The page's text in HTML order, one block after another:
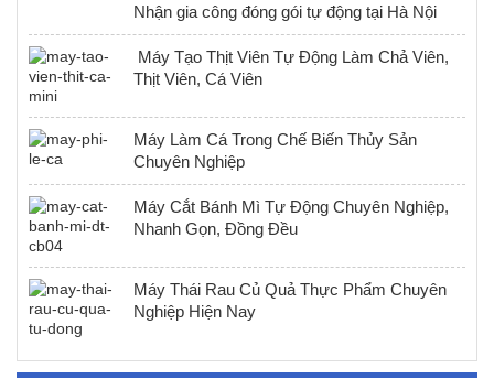
Nhận gia công đóng gói tự động tại Hà Nội
Máy Tạo Thịt Viên Tự Động Làm Chả Viên,
Thịt Viên, Cá Viên
Máy Làm Cá Trong Chế Biến Thủy Sản
Chuyên Nghiệp
Máy Cắt Bánh Mì Tự Động Chuyên Nghiệp,
Nhanh Gọn, Đồng Đều
Máy Thái Rau Củ Quả Thực Phẩm Chuyên
Nghiệp Hiện Nay